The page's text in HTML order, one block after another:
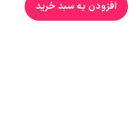
افزودن به سبد خرید